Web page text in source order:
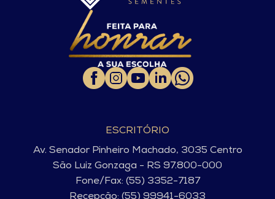
ESCRITÓRIO
Av. Senador Pinheiro Machado, 3035 Centro
São Luiz Gonzaga - RS 97.800-000
Fone/Fax: (55) 3352-7187
Recepção: (55) 99941-6033